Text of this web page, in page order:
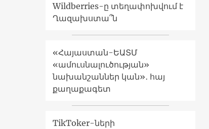
Wildberries-ը տեղափոխվում է
Ղազախստա՞ն
«Հայաստան-ԵԱՏՄ
«ամուսնալուծության»
նախանշաններ կան»․ հայ
քաղաքագետ
TikToker-ների